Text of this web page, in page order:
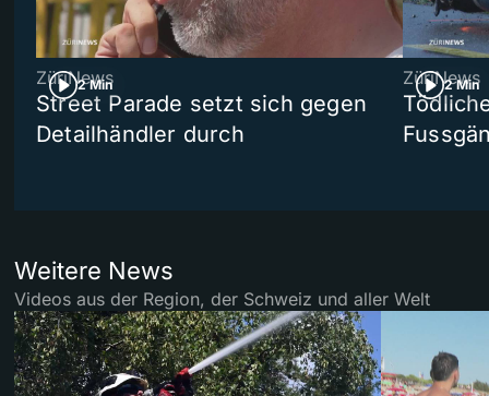
2 Min
ZüriNews
Street Parade setzt sich gegen
Detailhändler durch
2 Min
ZüriNews
Weitere News
Videos aus der Region, der Schweiz und aller Welt